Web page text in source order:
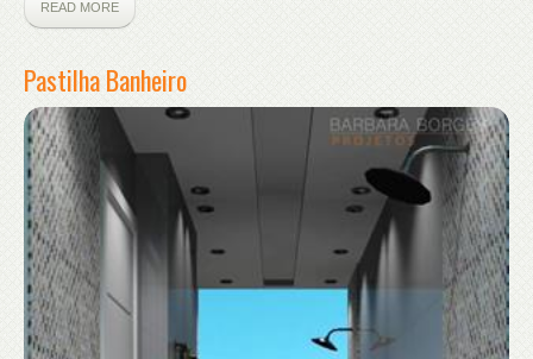
READ MORE
Pastilha Banheiro